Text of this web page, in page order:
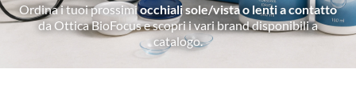
Ordina i tuoi prossimiocchiali sole/vista o lenti a contatto
da Ottica BioFocus e scopri i vari brand disponibili a
catalogo.